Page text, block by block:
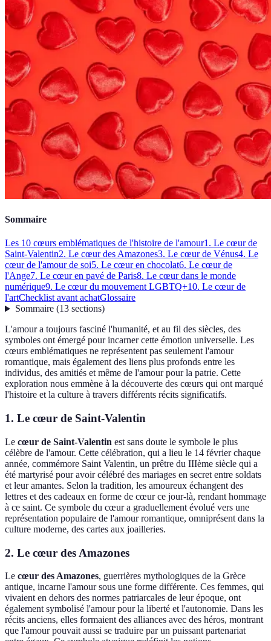
Sommaire
Les 10 cœurs emblématiques de l'histoire de l'amour1. Le cœur de
Saint-Valentin2. Le cœur des Amazones3. Le cœur de Vénus4. Le
cœur de l'amour de soi5. Le cœur en chocolat6. Le cœur de
l'Ange7. Le cœur en pavé de Paris8. Le cœur dans le monde
numérique9. Le cœur du mouvement LGBTQ+10. Le cœur de
l'artChecklist avant achatGlossaire
Sommaire(13 sections)
L'amour a toujours fasciné l'humanité, et au fil des siècles, des
symboles ont émergé pour incarner cette émotion universelle. Les
cœurs emblématiques ne représentent pas seulement l'amour
romantique, mais également des liens plus profonds entre les
individus, des amitiés et même de l'amour pour la patrie. Cette
exploration nous emmène à la découverte des cœurs qui ont marqué
l'histoire et la culture à travers différents récits significatifs.
1. Le cœur de Saint-Valentin
Le cœur de Saint-Valentin est sans doute le symbole le plus
célèbre de l'amour. Cette célébration, qui a lieu le 14 février chaque
année, commémore Saint Valentin, un prêtre du IIIème siècle qui a
été martyrisé pour avoir célébré des mariages en secret entre soldats
et leur amantes. Selon la tradition, les amoureux échangent des
lettres et des cadeaux en forme de cœur ce jour-là, rendant hommage
à ce saint. Ce symbole du cœur a graduellement évolué vers une
représentation populaire de l'amour romantique, omniprésent dans la
culture moderne, des cartes aux joailleries.
2. Le cœur des Amazones
Le cœur des Amazones, guerrières mythologiques de la Grèce
antique, incarne l'amour sous une forme différente. Ces femmes, qui
vivaient en dehors des normes patriarcales de leur époque, ont
également symbolisé l'amour pour la liberté et l'autonomie. Dans les
récits anciens, elles formaient des alliances avec des héros, montrant
que l'amour pouvait aussi se traduire par un puissant partenariat